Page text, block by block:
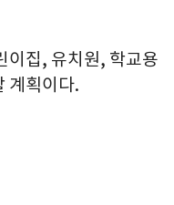
이집, 유치원, 학교용
계획이다.